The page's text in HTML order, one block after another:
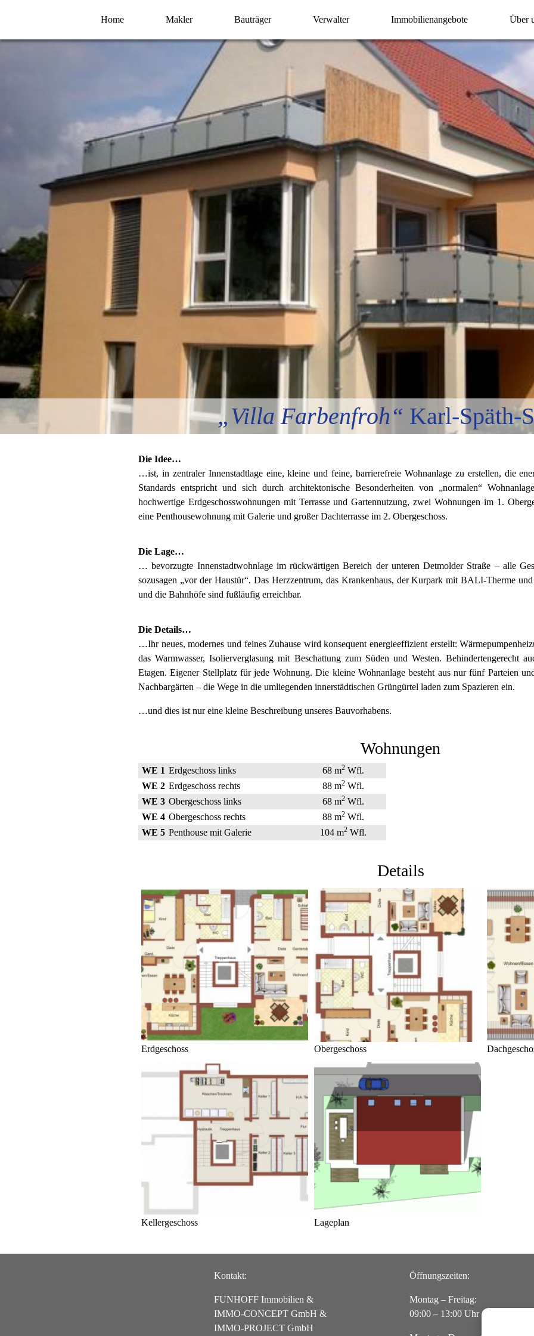
Home Makler Bauträger Verwalter Immobilienangebote Über
„Villa Farbenfroh“ Karl-Späth-
Die Idee…
…ist, in zentraler Innenstadtlage eine, kleine und feine, barrierefreie Wohnanlage zu erstellen, die
Standards entspricht und sich durch architektonische Besonderheiten von „normalen“
hochwertige Erdgeschosswohnungen mit Terrasse und Gartennutzung, zwei Wohnungen im 1.
eine Penthousewohnung mit Galerie und großer Dachterrasse im 2. Obergeschoss.
Die Lage…
… bevorzugte Innenstadtwohnlage im rückwärtigen Bereich der unteren Detmolder Straße – alle
sozusagen „vor der Haustür“. Das Herzzentrum, das Krankenhaus, der Kurpark mit BALI-Therme
und die Bahnhöfe sind fußläufig erreichbar.
Die Details…
…Ihr neues, modernes und feines Zuhause wird konsequent energieeffizient erstellt:
das Warmwasser, Isolierverglasung mit Beschattung zum Süden und Westen. Behindertengerecht
Etagen. Eigener Stellplatz für jede Wohnung. Die kleine Wohnanlage besteht aus nur fünf Parteien
Nachbargärten – die Wege in die umliegenden innerstädtischen Grüngürtel laden zum Spazieren ein.
…und dies ist nur eine kleine Beschreibung unseres Bauvorhabens.
Wohnungen
WE 1 Erdgeschoss links 68 m2Wfl.
WE 2 Erdgeschoss rechts 88 m2Wfl.
WE 3 Obergeschoss links 68 m2Wfl.
WE 4 Obergeschoss rechts 88 m2Wfl.
WE 5 Penthouse mit Galerie 104 m2Wfl.
Details
Erdgeschoss Obergeschoss
Kellergeschoss Lageplan
Kontakt:
FUNHOFF Immobilien &
IMMO-CONCEPT GmbH &
IMMO-PROJECT GmbH
Öffnungszeiten:
Montag – Freitag:
09:00 – 13:00 Uhr